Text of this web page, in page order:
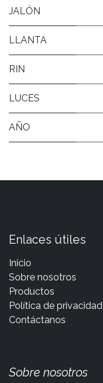
JALÓN
LLANTA
RIN
LUCES
AÑO
Enlaces útiles
Inicio
Sobre nosotros
Productos
Política de privacidad
Contáctanos
Sobre nosotros